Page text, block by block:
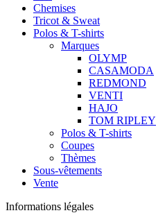
Chemises
Tricot & Sweat
Polos & T-shirts
Marques
OLYMP
CASAMODA
REDMOND
VENTI
HAJO
TOM RIPLEY
Polos & T-shirts
Coupes
Thèmes
Sous-vêtements
Vente
Informations légales